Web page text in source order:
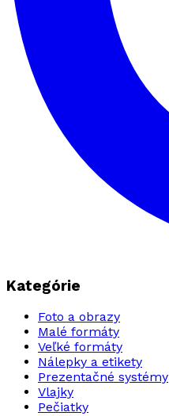
Kategórie
Foto a obrazy
Malé formáty
Veľké formáty
Nálepky a etikety
Prezentačné systémy
Vlajky
Pečiatky